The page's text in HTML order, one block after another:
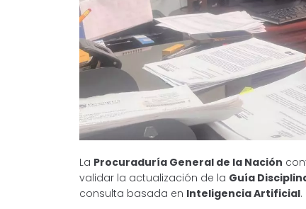
La Procuraduría General de la Nación
validar la actualización de la Guía
consulta basada en Inteligencia Artificial.